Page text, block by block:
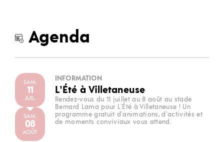
Agenda
SAM.
11
JUIL.
SAM.
08
AOÛT
INFORMATION
L’Été à Villetaneuse
Rendez-vous du 11 juillet au 8 août au stade
Bernard Lama pour L’Été à Villetaneuse ! Un
programme gratuit d’animations, d’activités et
de moments conviviaux vous attend.